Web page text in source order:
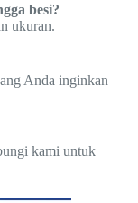
besi?
ukuran.
Anda inginkan
kami untuk